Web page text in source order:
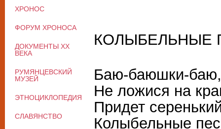
КОЛЫБЕЛЬНЫЕ
Баю-баюшки-баю,
Не ложися на
Придет
Колыбельные
ХРОНОС
ФОРУМ ХРОНОСА
ДОКУМЕНТЫ XX
ВЕКА
РУМЯНЦЕВСКИЙ
МУЗЕЙ
ЭТНОЦИКЛОПЕДИЯ
СЛАВЯНСТВО